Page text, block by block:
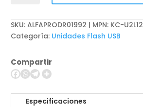
flash
drive
-
3.2
Gen
cantidad
SKU:ALFAPRODR01992 | MPN: KC-
Categoría: Unidades Flash USB
Compartir
Especificaciones